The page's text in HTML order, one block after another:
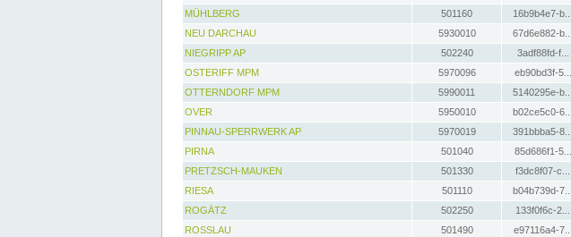
MÜHLBERG
501160 16b9b4e7-b...
NEU DARCHAU
5930010 67d6e882-b...
NIEGRIPP AP
502240 3adf88fd-f...
OSTERIFF MPM
5970096 eb90bd3f-5...
OTTERNDORF MPM
5990011 5140295e-b...
OVER
5950010 b02ce5c0-6...
PINNAU-SPERRWERK AP
5970019 391bbba5-8...
PIRNA
501040 85d686f1-5...
PRETZSCH-MAUKEN
501330 f3dc8f07-c...
RIESA
501110 b04b739d-7...
ROGÄTZ
502250 133f0f6c-2...
ROSSLAU
501490 e97116a4-7...